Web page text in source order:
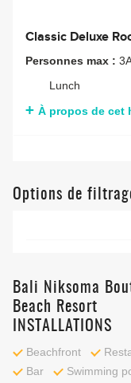
Classic Deluxe
Personnes max :
Lunch
À propos de cet
Options de
Bali Niksoma
Beach Resort
INSTALLATIONS
Beachfront
Bar
Swimming